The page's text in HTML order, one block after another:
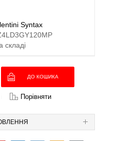
Syntax
складі
Порівняти